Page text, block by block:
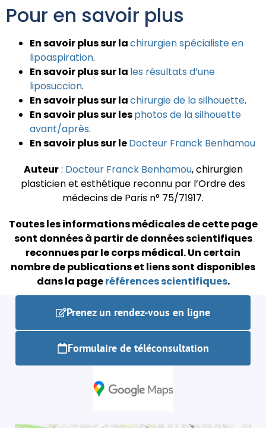
Pour en savoir plus
En savoir plus sur lachirurgien spécialiste en
lipoaspiration.
En savoir plus sur la les résultats d’une
liposuccion.
En savoir plus sur lachirurgie de la silhouette.
En savoir plus sur lesphotos de lasilhouette
avant/après.
En savoir plus sur leDocteur Franck Benhamou
Auteur: Docteur Franck Benhamou, chirurgien
plasticien et esthétique reconnu par l’Ordre des
médecins de Paris n° 75/71917.
Toutes les informations médicales de cette page
sont données à partir de données scientifiques
reconnues par le corps médical.Un certain
nombre de publications et liens sont disponibles
dans la pageréférences scientifiques.
Prenez un rendez-vous en ligne
Formulaire de téléconsultation